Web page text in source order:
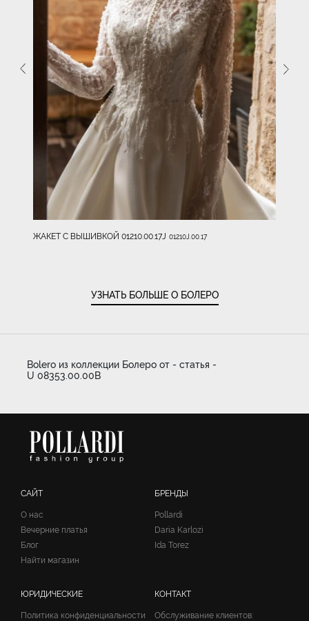
ЖАКЕТ С ВЫШИВКОЙ 01210.00.17J 01210J.00.17
УЗНАТЬ БОЛЬШЕ О БОЛЕРО
Bolero из коллекции Болеро от - статья -
U 08353.00.00B
САЙТ
О нас
Вечерние платья
Блог
Найти магазин
БРЕНДЫ
Pollardi
Daria Karlozi
Ida Torez
ЮРИДИЧЕСКИЕ
Политика конфиденциальности
КОНТАКТ
Обслуживание клиентов: